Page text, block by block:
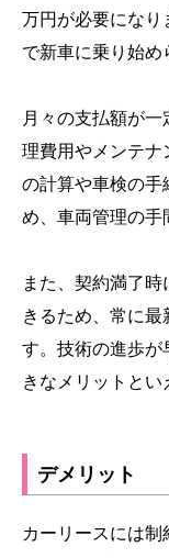
万円が必要になり
で新車に乗り始め
月々の支払額が
理費用やメンテナ
の計算や車検の手
め、車両管理の手
また、契約満了
きるため、常に最
す。技術の進歩が
きなメリットとい
デメリット
カーリースには